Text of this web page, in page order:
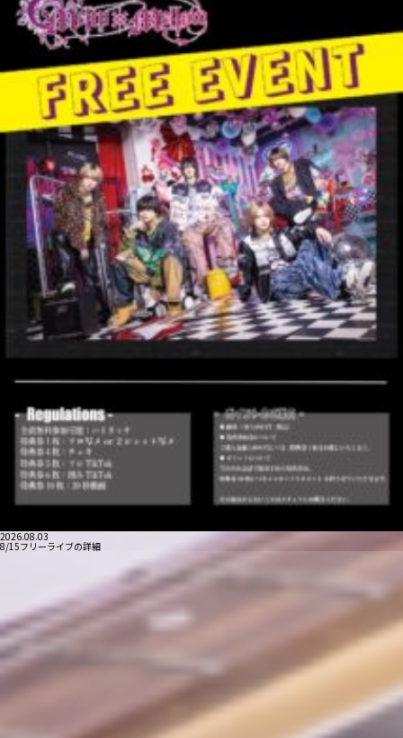
2026.08.03
8/15フリーライブの詳細